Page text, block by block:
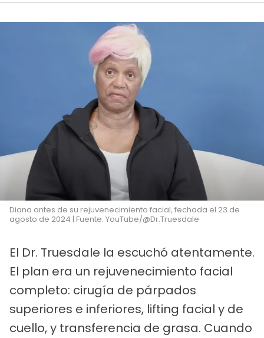
Diana antes de su rejuvenecimiento facial, fechada el 23 de
agosto de 2024 | Fuente: YouTube/@Dr.Truesdale
El Dr. Truesdale la escuchó atentamente.
El plan era un rejuvenecimiento facial
completo: cirugía de párpados
superiores e inferiores, lifting facial y de
cuello, y transferencia de grasa. Cuando